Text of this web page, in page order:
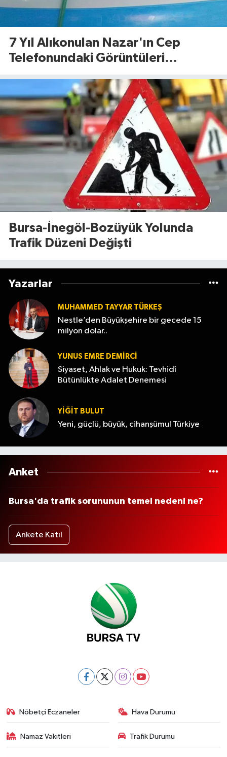
7 Yıl Alıkonulan Nazar'ın Cep
Telefonundaki Görüntüleri
Bursa-İnegöl-Bozüyük Yolunda
Trafik Düzeni Değişti
Yazarlar
MUHAMMED TAYYAR TÜRKEŞ
Nestle’den Büyükşehire bir gecede 15
milyon dolar..
YUNUS EMRE DEMIRCI
Siyaset, Ahlak ve Hukuk: Tevhidî
Bütünlükte Adalet Denemesi
YİĞİT BULUT
Yeni, güçlü, büyük, cihanşümul Türkiye
Anket
Bursa'da trafik sorununun temel nedeni ne?
Ankete Katıl
Nöbetçi Eczaneler Hava Durumu
Namaz Vakitleri Trafik Durumu